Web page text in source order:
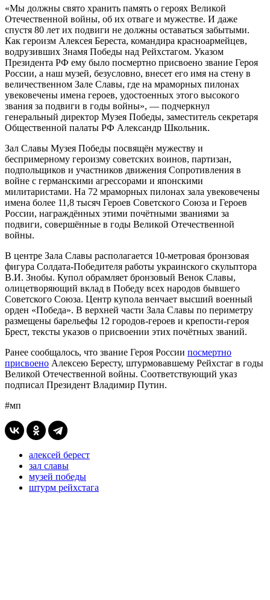
«Мы должны свято хранить память о героях Великой
Отечественной войны, об их отваге и мужестве. И даже
спустя 80 лет их подвиги не должны оставаться забытыми.
Как героизм Алексея Береста, командира красноармейцев,
водрузивших Знамя Победы над Рейхстагом. Указом
Президента РФ ему было посмертно присвоено звание Героя
России, а наш музей, безусловно, внесет его имя на стену в
величественном Зале Славы, где на мраморных пилонах
увековечены имена героев, удостоенных этого высокого
звания за подвиги в годы войны», — подчеркнул
генеральный директор Музея Победы, заместитель секретаря
Общественной палаты РФ Александр Школьник.
Зал Славы Музея Победы посвящён мужеству и
беспримерному героизму советских воинов, партизан,
подпольщиков и участников движения Сопротивления в
войне с германскими агрессорами и японскими
милитаристами. На 72 мраморных пилонах зала увековечены
имена более 11,8 тысяч Героев Советского Союза и Героев
России, награждённых этими почётными званиями за
подвиги, совершённые в годы Великой Отечественной
войны.
В центре Зала Славы располагается 10-метровая бронзовая
фигура Солдата-Победителя работы украинского скульптора
В.И. Знобы. Купол обрамляет бронзовый Венок Славы,
олицетворяющий вклад в Победу всех народов бывшего
Советского Союза. Центр купола венчает высший военный
орден «Победа». В верхней части Зала Славы по периметру
размещены барельефы 12 городов-героев и крепости-героя
Брест, тексты указов о присвоении этих почётных званий.
Ранее сообщалось, что звание Героя России посмертно
присвоено Алексею Бересту, штурмовавшему Рейхстаг в годы
Великой Отечественной войны. Соответствующий указ
подписал Президент Владимир Путин.
#мп
алексей берест
зал славы
музей победы
штурм рейхстага